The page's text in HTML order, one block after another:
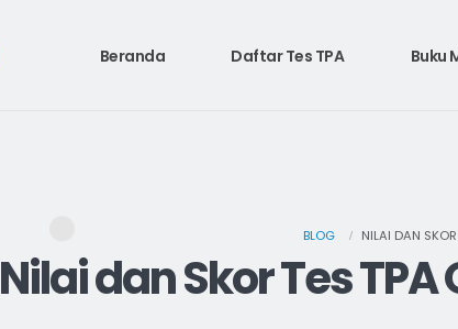
Beranda Daftar Tes TPA Buku
BLOG NILAI DAN
Nilai dan Skor Tes